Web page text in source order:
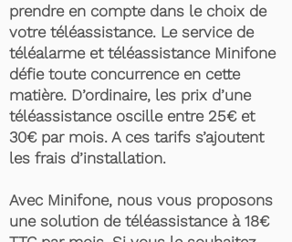
prendre en compte dans le choix de
votre téléassistance. Le service de
téléalarme et téléassistance Minifone
défie toute concurrence en cette
matière. D’ordinaire, les prix d’une
téléassistance oscille entre 25€ et
30€ par mois. A ces tarifs s’ajoutent
les frais d’installation.
Avec Minifone, nous vous proposons
une solution de téléassistance à 18€